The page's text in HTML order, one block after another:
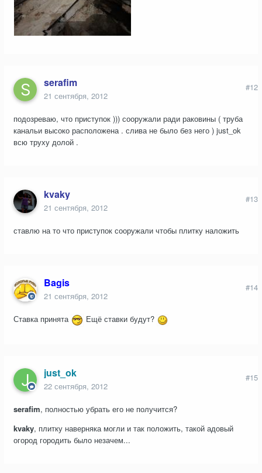
serafim
21 сентября, 2012
#12
подозреваю, что приступок ))) сооружали ради раковины ( труба
канальи высоко расположена . слива не было без него ) just_ok
всю труху долой .
kvaky
21 сентября, 2012
#13
ставлю на то что приступок сооружали чтобы плитку наложить
Bagis
21 сентября, 2012
#14
Ставка принята Ещё ставки будут?
just_ok
22 сентября, 2012
#15
serafim, полностью убрать его не получится?
kvaky, плитку наверняка могли и так положить, такой адовый
огород городить было незачем...